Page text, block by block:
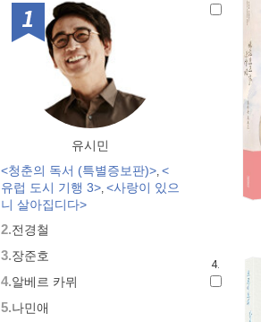
1위
유시민
<청춘의 독서 (특별증보판)>, <
유럽 도시 기행 3>, <사랑이 있으
니 살아집디다>
2.전경철
3.장준호
4.알베르 카뮈
5.나민애
4.